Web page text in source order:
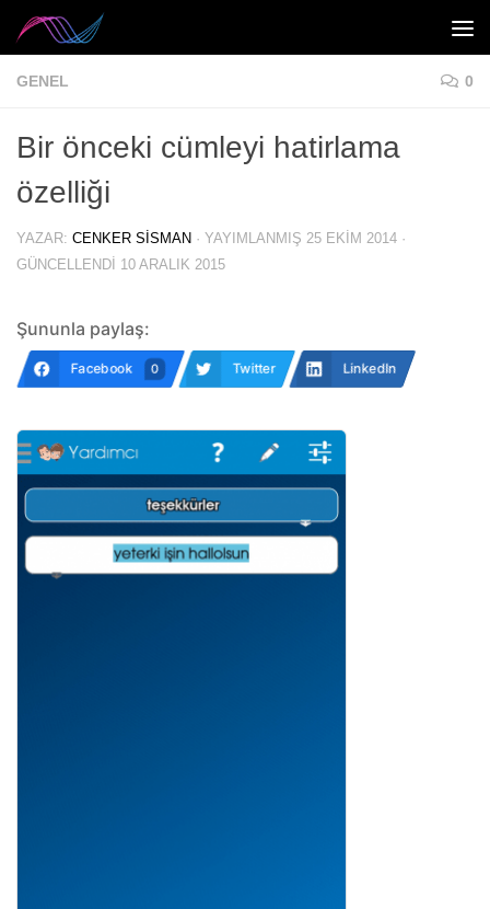
Skip to content
GENEL 0
Bir önceki cümleyi hatirlama
özelliği
YAZAR: CENKER SISMAN · YAYIMLANMIŞ 25 EKIM 2014 ·
GÜNCELLENDI 10 ARALIK 2015
Şununla paylaş:
Facebook 0 Twitter LinkedIn